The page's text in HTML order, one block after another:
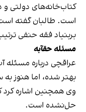
کتاب‌خانه‌های دولتی و
است. طالبان گفته
بربنیاد فقه حنفی
مسئله حقآبه
عراقچی درباره
بهتر شده، اما هنوز
وی همچنین اشاره کرد
حل‌نشده است.